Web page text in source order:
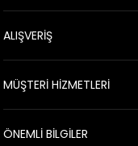
ALIŞVERİŞ
MÜŞTERİ HİZMETLERİ
ÖNEMLİ BİLGİLER